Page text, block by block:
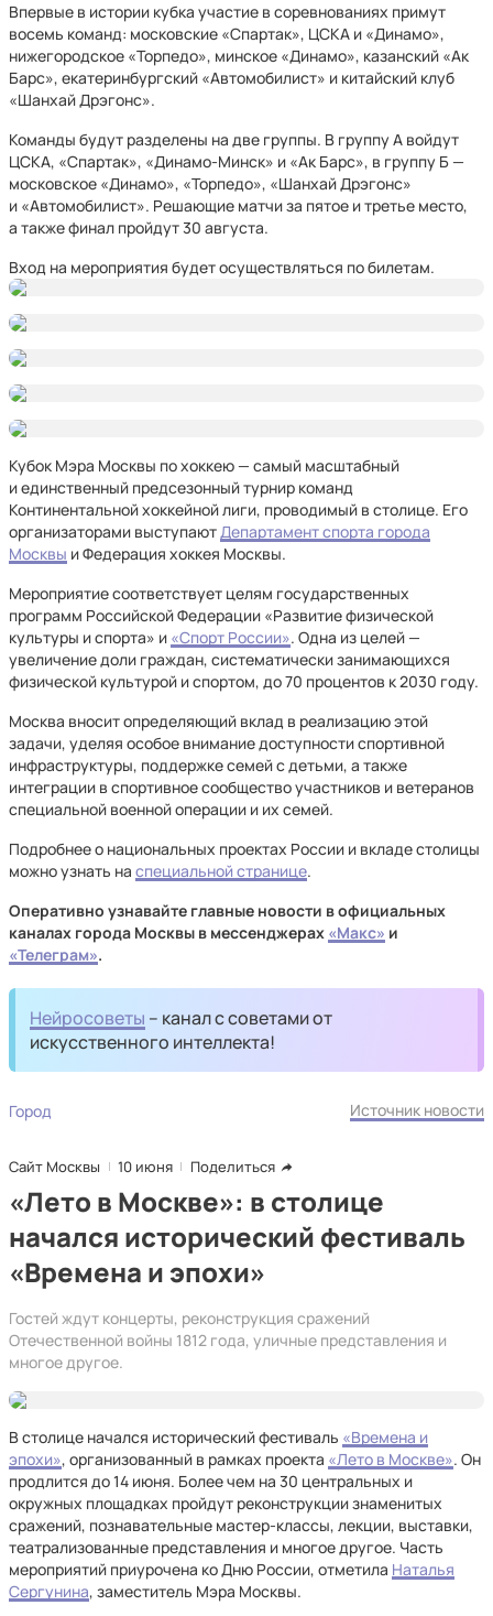
Впервые в истории кубка участие в соревнованиях примут
восемь команд: московские «Спартак», ЦСКА и «Динамо»,
нижегородское «Торпедо», минское «Динамо», казанский «Ак
Барс», екатеринбургский «Автомобилист» и китайский клуб
«Шанхай Дрэгонс».
Команды будут разделены на две группы. В группу А войдут
ЦСКА, «Спартак», «Динамо-Минск» и «Ак Барс», в группу Б —
московское «Динамо», «Торпедо», «Шанхай Дрэгонс»
и «Автомобилист». Решающие матчи за пятое и третье место,
а также финал пройдут 30 августа.
Вход на мероприятия будет осуществляться по билетам.
Кубок Мэра Москвы по хоккею — самый масштабный
и единственный предсезонный турнир команд
Континентальной хоккейной лиги, проводимый в столице. Его
организаторами выступаютДепартамент спорта города
Москвы и Федерация хоккея Москвы.
Мероприятие соответствует целям государственных
программ Российской Федерации «Развитие физической
культуры и спорта» и «Спорт России». Одна из целей —
увеличение доли граждан, систематически занимающихся
физической культурой и спортом, до 70 процентов к 2030 году.
Москва вносит определяющий вклад в реализацию этой
задачи, уделяя особое внимание доступности спортивной
инфраструктуры, поддержке семей с детьми, а также
интеграции в спортивное сообщество участников и ветеранов
специальной военной операции и их семей.
Подробнее о национальных проектах России и вкладе столицы
можно узнать на специальной странице.
Оперативно узнавайте главные новости в официальных
каналах города Москвы в мессенджерах «Макс» и
«Телеграм».
Нейросоветы – канал с советами от
искусственного интеллекта!
Город Источник новости
Сайт Москвы 10 июня Поделиться
«Лето в Москве»: в столице
начался исторический фестиваль
«Времена и эпохи»
Гостей ждут концерты, реконструкция сражений
Отечественной войны 1812 года, уличные представления и
многое другое.
В столице начался исторический фестиваль «Времена и
эпохи», организованный в рамках проекта «Лето в Москве». Он
продлится до 14 июня. Более чем на 30 центральных и
окружных площадках пройдут реконструкции знаменитых
сражений, познавательные мастер-классы, лекции, выставки,
театрализованные представления и многое другое. Часть
мероприятий приурочена ко Дню России, отметила Наталья
Сергунина, заместитель Мэра Москвы.